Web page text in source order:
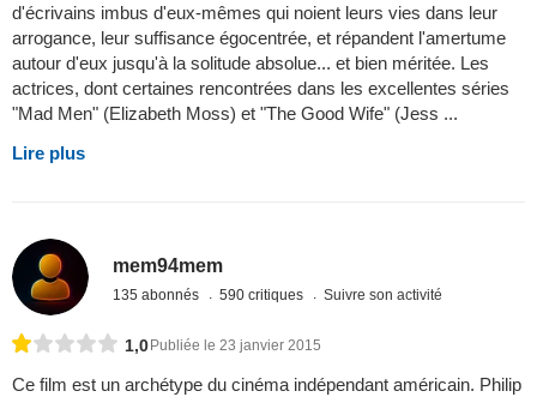
d'écrivains imbus d'eux-mêmes qui noient leurs vies dans leur
arrogance, leur suffisance égocentrée, et répandent l'amertume
autour d'eux jusqu'à la solitude absolue... et bien méritée. Les
actrices, dont certaines rencontrées dans les excellentes séries
"Mad Men" (Elizabeth Moss) et "The Good Wife" (Jess ...
Lire plus
mem94mem
135 abonnés 590 critiques Suivre son activité
1,0 Publiée le 23 janvier 2015
Ce film est un archétype du cinéma indépendant américain. Philip